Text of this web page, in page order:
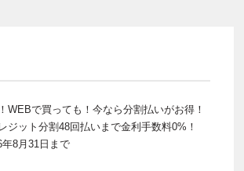
WEBで買っても！今なら分割払いがお得！
ジット分割48回払いまで金利手数料0%！
8月31日まで